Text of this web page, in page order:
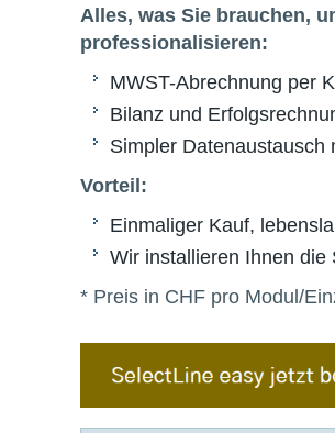
Alles, was Sie brauchen,
professionalisieren:
MWST-Abrechnung per
Bilanz und
Simpler Datenaustausch
Vorteil:
Einmaliger Kauf,
Wir installieren Ihnen
* Preis in CHF pro Modul/